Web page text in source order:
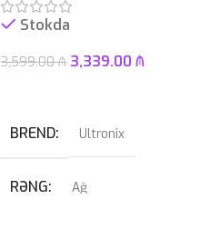
Stokda
3,599.00₼ 3,339.00 ₼
BREND Ultronix
RƏNG Ağ